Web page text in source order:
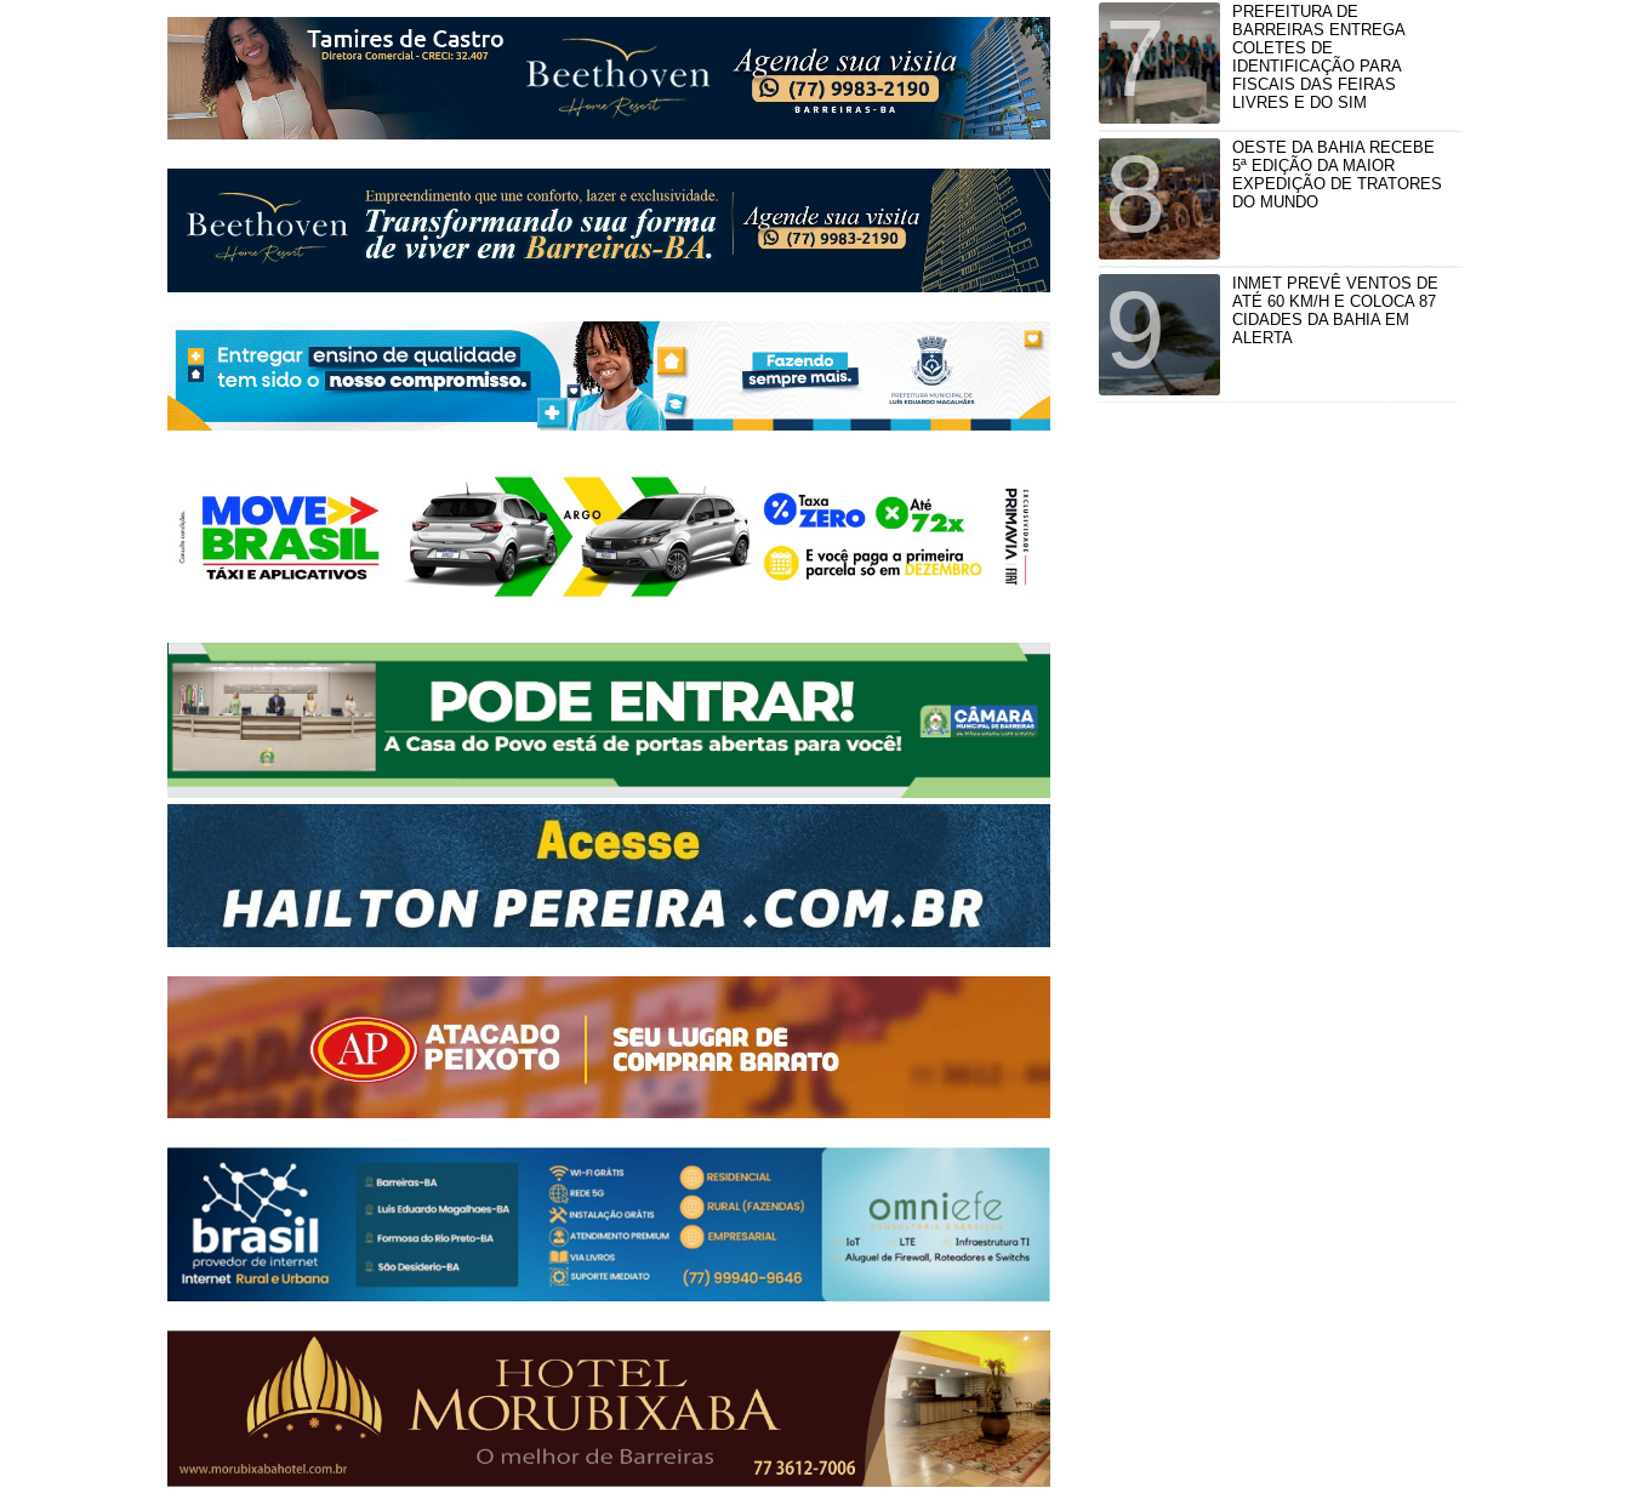
PREFEITURA DE
BARREIRAS ENTREGA
COLETES DE
IDENTIFICAÇÃO PARA
FISCAIS DAS FEIRAS
LIVRES E DO SIM
OESTE DA BAHIA RECEBE
5ª EDIÇÃO DA MAIOR
EXPEDIÇÃO DE TRATORES
DO MUNDO
INMET PREVÊ VENTOS DE
ATÉ 60 KM/H E COLOCA 87
CIDADES DA BAHIA EM
ALERTA